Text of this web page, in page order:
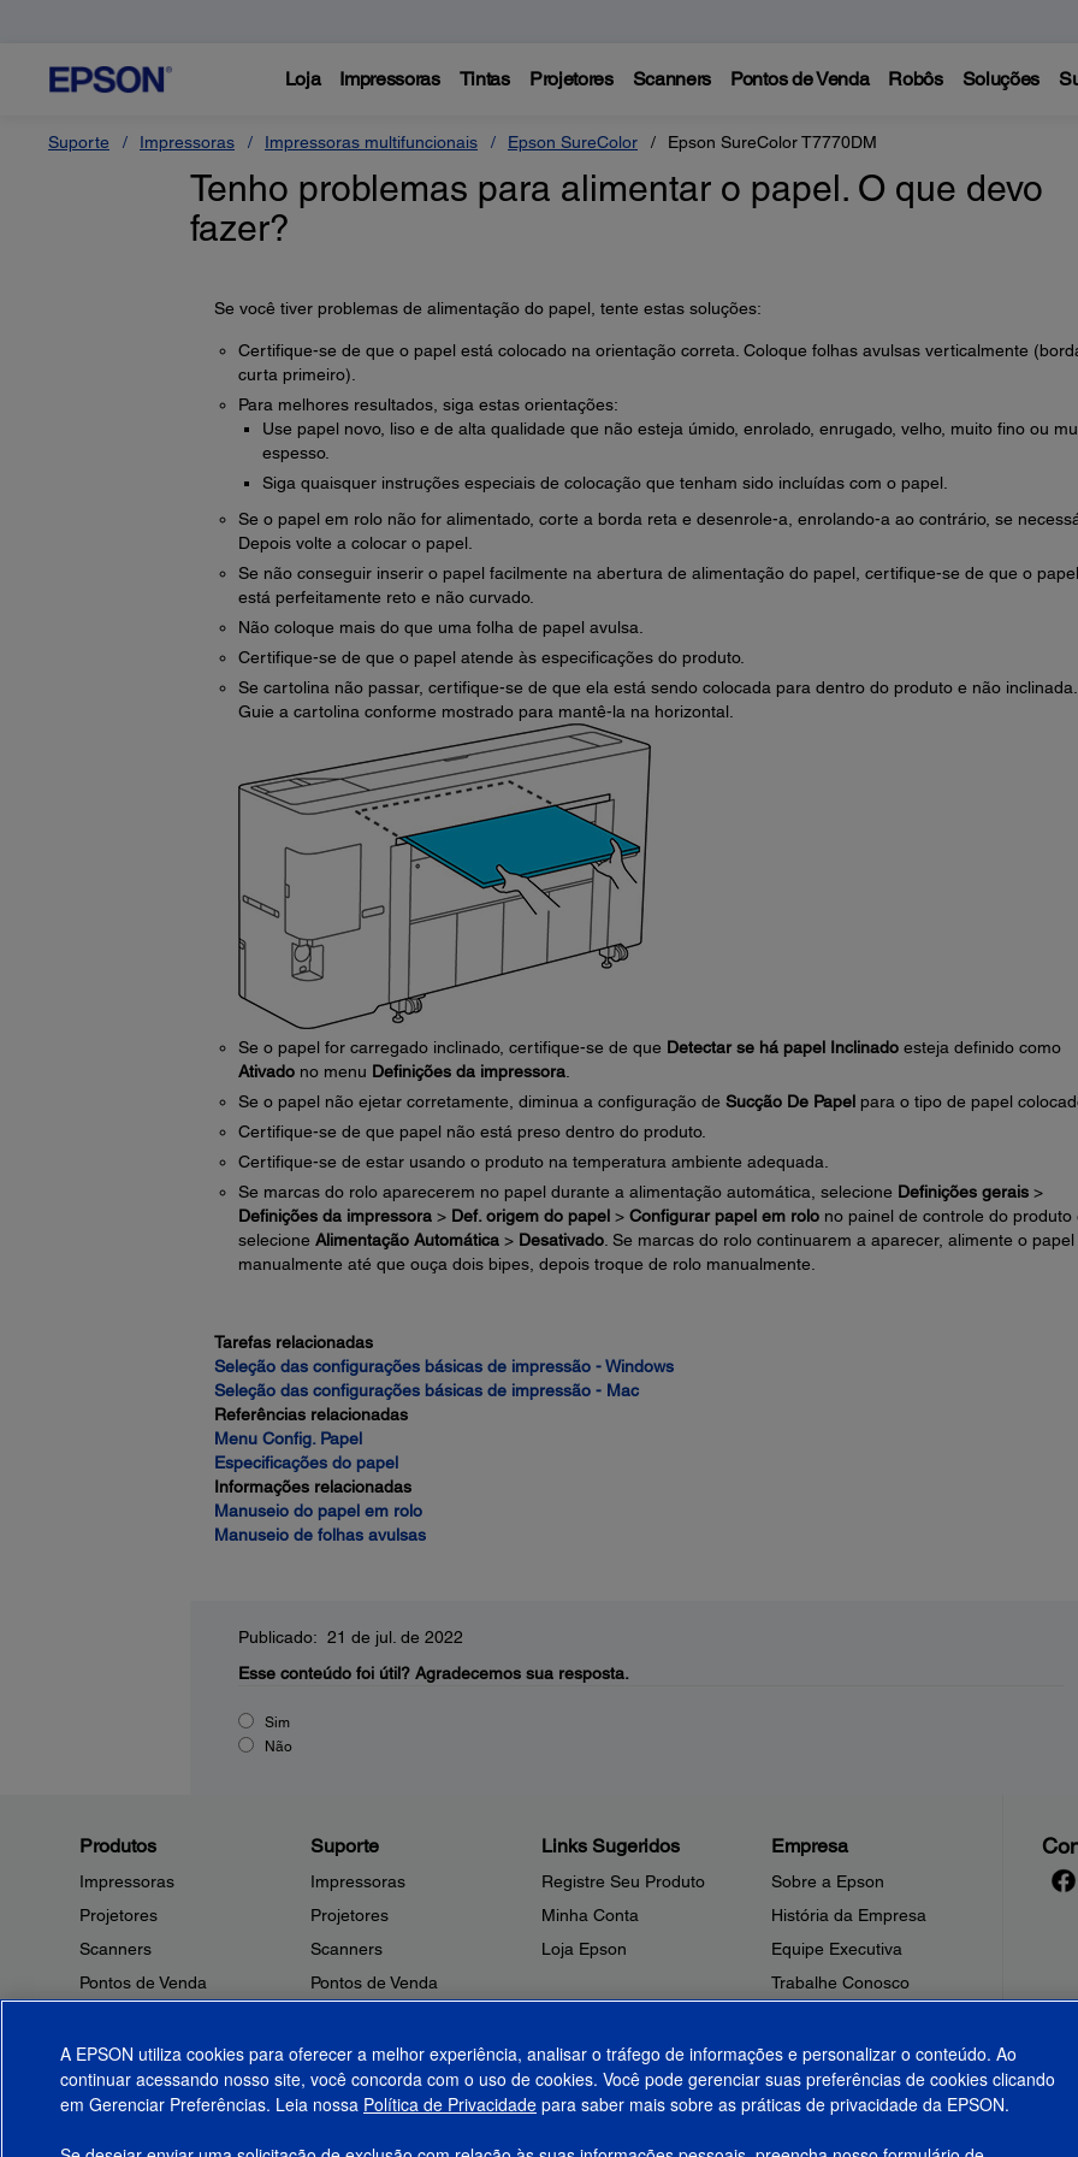
Loja Impressoras Tintas Projetores Scanners Pontos de Venda Robôs Soluções
Suporte Impressoras Impressoras multifuncionais Epson SureColor Epson SureColor T7770DM
Tenho problemas para alimentar o papel. O que devo
fazer?
Se você tiver problemas de alimentação do papel, tente estas soluções:
Certifique-se de que o papel está colocado na orientação correta. Coloque folhas avulsas verticalmente
curta primeiro).
Para melhores resultados, siga estas orientações:
Use papel novo, liso e de alta qualidade que não esteja úmido, enrolado, enrugado, velho, muito fino ou
espesso.
Siga quaisquer instruções especiais de colocação que tenham sido incluídas com o papel.
Se o papel em rolo não for alimentado, corte a borda reta e desenrole-a, enrolando-a ao contrário, se
Depois volte a colocar o papel.
Se não conseguir inserir o papel facilmente na abertura de alimentação do papel, certifique-se de que o papel
está perfeitamente reto e não curvado.
Não coloque mais do que uma folha de papel avulsa.
Certifique-se de que o papel atende às especificações do produto.
Se cartolina não passar, certifique-se de que ela está sendo colocada para dentro do produto e não inclinada.
Guie a cartolina conforme mostrado para mantê-la na horizontal.
Se o papel for carregado inclinado, certifique-se de que Detectar se há papel Inclinadoesteja definido como
Ativadono menu Definições da impressora.
Se o papel não ejetar corretamente, diminua a configuração de Sucção De Papelpara o tipo de papel
Certifique-se de que papel não está preso dentro do produto.
Certifique-se de estar usando o produto na temperatura ambiente adequada.
Se marcas do rolo aparecerem no papel durante a alimentação automática, selecione Definições gerais>
Definições da impressora> Def. origem do papel> Configurar papel em rolono painel de controle do produto
selecione Alimentação Automática> Desativado. Se marcas do rolo continuarem a aparecer, alimente o papel
manualmente até que ouça dois bipes, depois troque de rolo manualmente.
Tarefas relacionadas
Seleção das configurações básicas de impressão - Windows
Seleção das configurações básicas de impressão - Mac
Referências relacionadas
Menu Config. Papel
Especificações do papel
Informações relacionadas
Manuseio do papel em rolo
Manuseio de folhas avulsas
Publicado: 21 de jul. de 2022
Esse conteúdo foi útil? Agradecemos sua resposta.
Sim
Não
Produtos
Impressoras
Projetores
Scanners
Pontos de Venda
Microdispositivos
Tintas
Papel
Suporte
Impressoras
Projetores
Scanners
Pontos de Venda
Outros Produtos
Notificações de Segurança
Links Sugeridos
Registre Seu Produto
Minha Conta
Loja Epson
Empresa
Sobre a Epson
História da Empresa
Equipe Executiva
Trabalhe Conosco
Fale Conosco
Shakira + Epson
A EPSON utiliza cookies para oferecer a melhor experiência, analisar o tráfego de informações e personalizar o conteúdo. Ao
continuar acessando nosso site, você concorda com o uso de cookies. Você pode gerenciar suas preferências de cookies clicando
em Gerenciar Preferências. Leia nossa Política de Privacidade para saber mais sobre as práticas de privacidade da EPSON.